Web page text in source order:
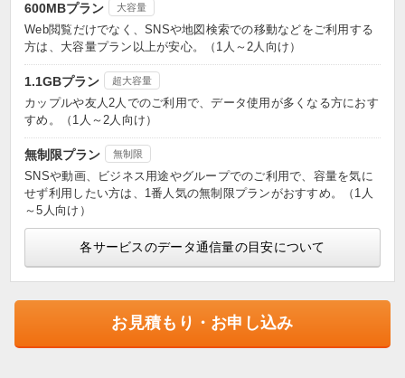
600MBプラン 大容量
Web閲覧だけでなく、SNSや地図検索での移動などをご利用する
方は、大容量プラン以上が安心。（1人～2人向け）
1.1GBプラン 超大容量
カップルや友人2人でのご利用で、データ使用が多くなる方におす
すめ。（1人～2人向け）
無制限プラン 無制限
SNSや動画、ビジネス用途やグループでのご利用で、容量を気に
せず利用したい方は、1番人気の無制限プランがおすすめ。（1人
～5人向け）
各サービスのデータ通信量の目安について
お見積もり・お申し込み